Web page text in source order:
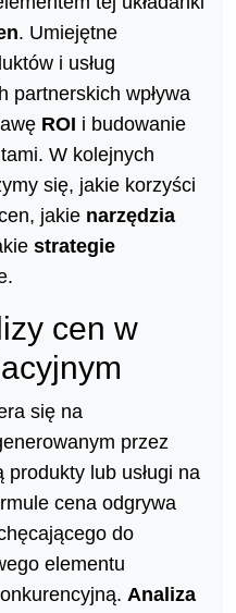
. Umiejętne
i usług
partnerskich wpływa
ROI i budowanie
W kolejnych
się, jakie korzyści
jakie narzędzia
strategie
cen w
się na
przez
lub usługi na
cena odgrywa
do
elementu
Analiza